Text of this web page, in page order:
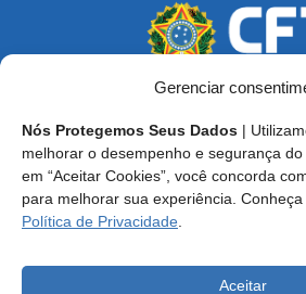
Gerenciar
Nós Protegemos Seus Dados |
melhorar o desempenho e segurança
em “Aceitar Cookies”, você concorda
para melhorar sua experiência.
Política de Privacidade
Aceitar
Endereço: SCS, Quadra 02, Bloco D,
9º Andar CEP 70.316-900 - Brasília/DF
Central de Atendimento ao Técnico: